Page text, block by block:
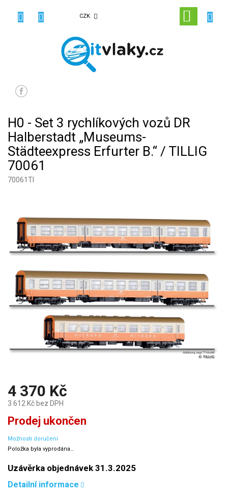
CZK
KOŠÍK
H0 - Set 3 rychlíkových vozů DR
Halberstadt „Museums-
Städteexpress Erfurter B.“ / TILLIG
70061
70061TI
4 370 Kč
3 612 Kč bez DPH
Měrná
cena:
Prodej ukončen
Možnosti doručení
Položka byla vyprodána…
Uzávěrka objednávek 31.3.2025
Detailní informace